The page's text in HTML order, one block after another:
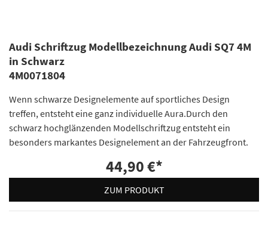
Audi Schriftzug Modellbezeichnung Audi SQ7 4M
in Schwarz
4M0071804
Wenn schwarze Designelemente auf sportliches Design
treffen, entsteht eine ganz individuelle Aura.Durch den
schwarz hochglänzenden Modellschriftzug entsteht ein
besonders markantes Designelement an der Fahrzeugfront.
44,90 €*
ZUM PRODUKT